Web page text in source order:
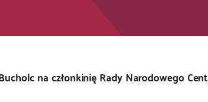
na członkinię Rady Narodowego